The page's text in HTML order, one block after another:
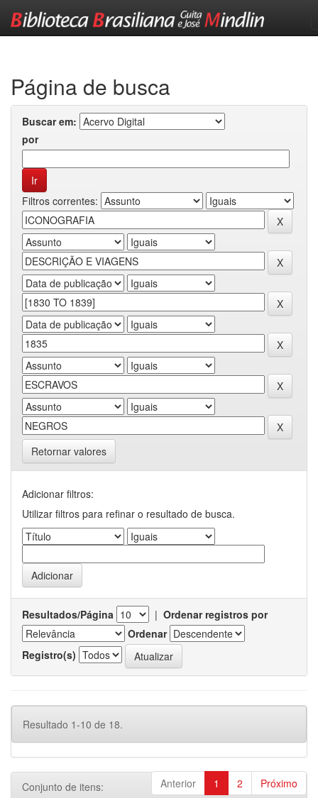
Página de busca
Buscar em:
por
Filtros correntes:
Retornar valores
Adicionar filtros:
Utilizar filtros para refinar o resultado de busca.
Resultados/Página | Ordenar registros por
Ordenar
Registro(s)
Resultado 1-10 de 18.
Anterior 1 2 Próximo
Conjunto de itens: